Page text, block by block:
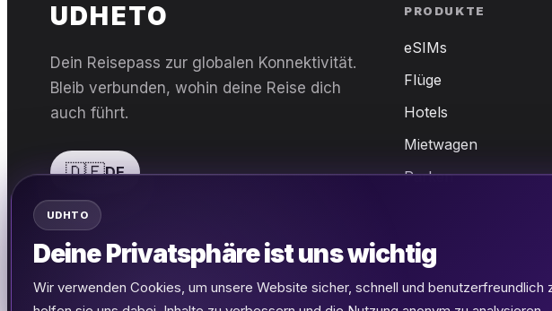
UDHTO
Deine Privatsphäre ist uns wichtig
Wir verwenden Cookies, um unsere Website sicher, schnell und benutzerfreundlich
UDHETO
Dein Reisepass zur globalen Konnektivität.
Bleib verbunden, wohin deine Reise dich
auch führt.
🇩🇪DE
PRODUKTE
eSIMs
Flüge
Hotels
Mietwagen
Parken
© 2026 UDHETO · AGB · Datenschutz · Cookies